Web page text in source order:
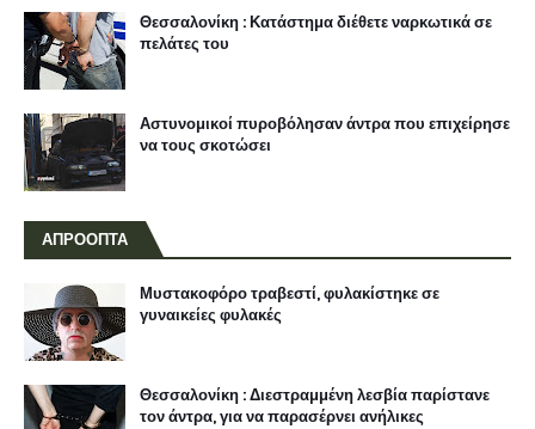
Θεσσαλονίκη : Κατάστημα διέθετε ναρκωτικά σε
πελάτες του
Αστυνομικοί πυροβόλησαν άντρα που επιχείρησε
να τους σκοτώσει
ΑΠΡΟΟΠΤΑ
Μυστακοφόρο τραβεστί, φυλακίστηκε σε
γυναικείες φυλακές
Θεσσαλονίκη : Διεστραμμένη λεσβία παρίστανε
τον άντρα, για να παρασέρνει ανήλικες